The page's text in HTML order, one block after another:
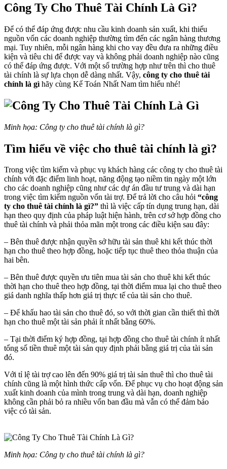
Công Ty Cho Thuê Tài Chính Là Gì?
Để có thể đáp ứng được nhu cầu kinh doanh sản xuất, khi thiếu
nguồn vốn các doanh nghiệp thường tìm đến các ngân hàng thương
mại. Tuy nhiên, mỗi ngân hàng khi cho vay đều đưa ra những điều
kiện và tiêu chi để được vay và không phải doanh nghiệp nào cũng
có thể đáp ứng được. Với một số trường hợp như trên thì cho thuê
tài chính là sự lựa chọn dễ dàng nhất. Vậy, công ty cho thuê tài
chính là gì hãy cùng Kế Toán Nhất Nam tìm hiểu nhé!
Minh họa: Công ty cho thuê tài chính là gì?
Tìm hiểu về việc cho thuê tài chính là gì?
Trong việc tìm kiếm và phục vụ khách hàng các công ty cho thuê tài
chính với đặc điểm linh hoạt, năng động tạo niềm tin ngày một lớn
cho các doanh nghiệp cũng như các dự án đầu tư trung và dài hạn
trong việc tìm kiếm nguồn vốn tài trợ. Để trả lời cho câu hỏi “công
ty cho thuê tài chính là gì?” thì là việc cấp tín dụng trung hạn, dài
hạn theo quy định của pháp luật hiện hành, trên cơ sở hợp đồng cho
thuê tài chính và phải thỏa mãn một trong các điều kiện sau đây:
– Bên thuê được nhận quyền sở hữu tài sản thuê khi kết thúc thời
hạn cho thuê theo hợp đồng, hoặc tiếp tục thuê theo thỏa thuận của
hai bên.
– Bên thuê được quyền ưu tiên mua tài sản cho thuê khi kết thúc
thời hạn cho thuê theo hợp đồng, tại thời điểm mua lại cho thuê theo
giá danh nghĩa thấp hơn giá trị thực tế của tài sản cho thuê.
– Để khấu hao tài sản cho thuê đó, so với thời gian cần thiết thì thời
hạn cho thuê một tài sản phải ít nhất bằng 60%.
– Tại thời điểm ký hợp đồng, tại hợp đồng cho thuê tài chính ít nhất
tổng số tiền thuê một tài sản quy định phải bằng giá trị của tài sản
đó.
Với tỉ lệ tài trợ cao lên đến 90% giá trị tài sản thuê thì cho thuê tài
chính cũng là một hình thức cấp vốn. Để phục vụ cho hoạt động sản
xuất kinh doanh của mình trong trung và dài hạn, doanh nghiệp
không cần phải bỏ ra nhiều vốn ban đầu mà vẫn có thể đảm bảo
việc có tài sản.
Minh họa: Công ty cho thuê tài chính là gì?